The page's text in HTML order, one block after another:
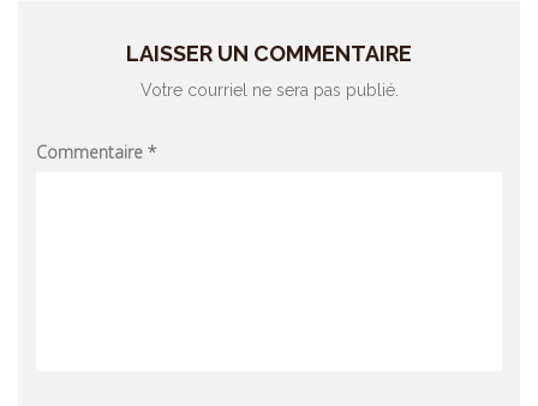
LAISSER UN COMMENTAIRE
Votre courriel ne sera pas publié.
Commentaire *